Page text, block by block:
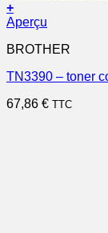
+
Aperçu
BROTHER
TN3390 – toner
67,86 € TTC